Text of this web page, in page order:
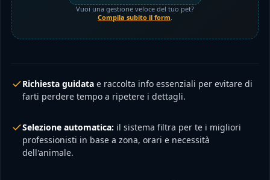
Vuoi una gestione veloce del tuo pet?
Compila subito il form
Richiesta guidata e raccolta info essenziali per evitare di
farti perdere tempo a ripetere i dettagli.
Selezione automatica: il sistema filtra per te i migliori
professionisti in base a zona, orari e necessità
dell'animale.